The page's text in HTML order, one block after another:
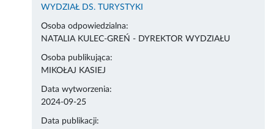
WYDZIAŁ DS. TURYSTYKI
Osoba odpowiedzialna:
NATALIA KULEC-GREŃ - DYREKTOR WYDZIAŁU
Osoba publikująca:
MIKOŁAJ KASIEJ
Data wytworzenia:
2024-09-25
Data publikacji: